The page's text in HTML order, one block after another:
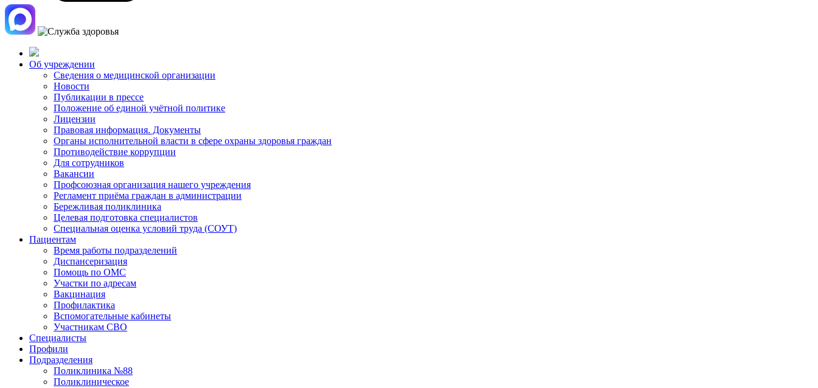
Об учреждении
Сведения о медицинской организации
Новости
Публикации в прессе
Положение об единой учётной политике
Лицензии
Правовая информация. Документы
Органы исполнительной власти в сфере охраны здоровья граждан
Противодействие коррупции
Для сотрудников
Вакансии
Профсоюзная организация нашего учреждения
Регламент приёма граждан в администрации
Бережливая поликлиника
Целевая подготовка специалистов
Специальная оценка условий труда (СОУТ)
Пациентам
Время работы подразделений
Диспансеризация
Помощь по ОМС
Участки по адресам
Вакцинация
Профилактика
Вспомогательные кабинеты
Участникам СВО
Специалисты
Профили
Подразделения
Поликлиника №88
Поликлиническое